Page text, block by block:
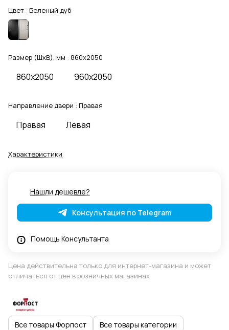
Цвет : Беленый дуб
Размер (ШхВ), мм : 860x2050
860x2050 960x2050
Направление двери : Правая
Правая Левая
Характеристики
Нашли дешевле?
Консультация по Telegram
Помощь Консультанта
Цена действительна только для интернет-магазина и может
отличаться от цен в розничных магазинах
Все товары Форпост Все товары категории